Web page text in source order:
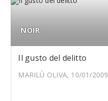
NOIR
Il gusto del delitto
MARILÙ OLIVA, 10/01/2009